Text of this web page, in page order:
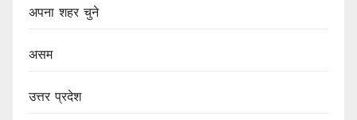
अपना शहर चुने
असम
उत्तर प्रदेश